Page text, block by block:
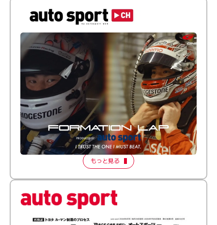
倒す相手を、信じてる。小林利徠斗 × 野村勇斗
【FORMATION LAP Produced by auto sport】
2026 Episode 2
もっと見る